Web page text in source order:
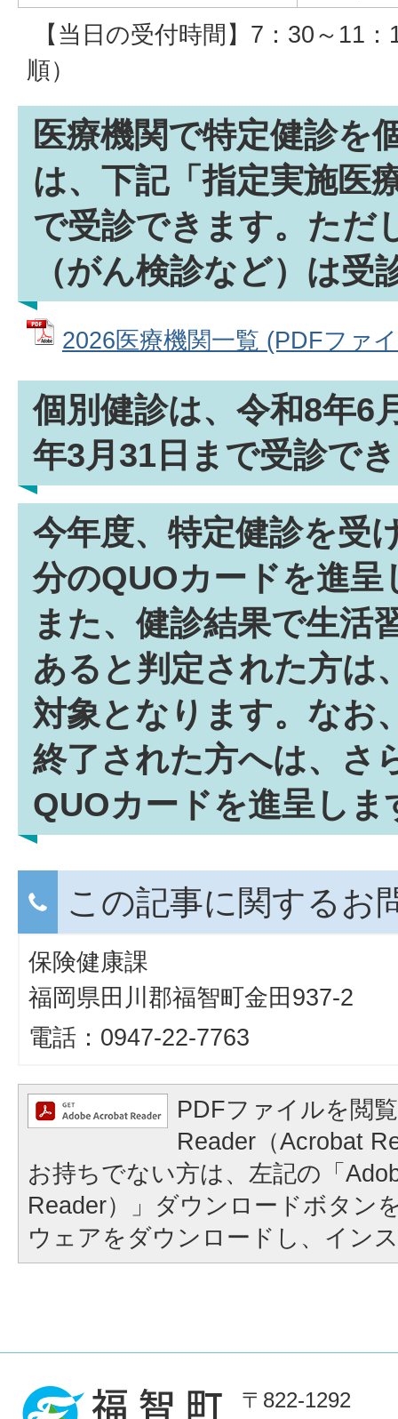
【当日の受付時間】7：30～11
順）
医療機関で特定健診を
は、下記「指定実施医
で受診できます。ただ
（がん検診など）は受
2026医療機関一覧 (PDFファ
個別健診は、令和8年6
年3月31日まで受診で
今年度、特定健診を受
分のQUOカードを
また、健診結果で生活
あると判定された方は
対象となります。なお
終了された方へは、さ
QUOカードを進呈しま
この記事に関するお
保険健康課
福岡県田川郡福智町金田937-2
電話：0947-22-7763
PDFファイルを閲
Reader（Acrobat
お持ちでない方は、左記の「
Reader）」ダウンロードボタン
ウェアをダウンロードし、イン
〒822-1292